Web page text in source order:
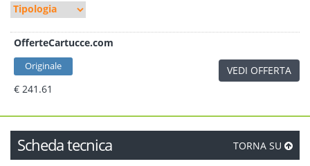
OfferteCartucce.com
Originale
€ 241.61
VEDI OFFERTA
Scheda tecnica TORNA SU